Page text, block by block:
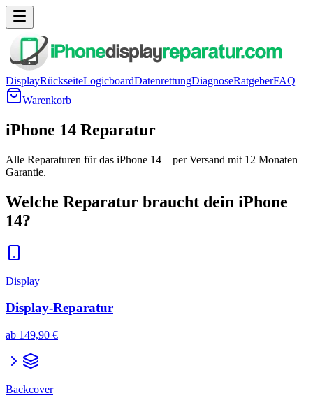
DisplayRückseiteLogicboardDatenrettungDiagnoseRatgeberFAQ
Warenkorb
iPhone 14 Reparatur
Alle Reparaturen für das iPhone 14 – per Versand mit 12 Monaten
Garantie.
Welche Reparatur braucht dein iPhone
14?
Display
Display-Reparatur
ab 149,90 €
Backcover